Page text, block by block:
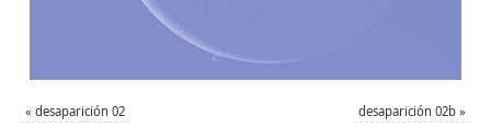
« desaparición 02 desaparición 02b »